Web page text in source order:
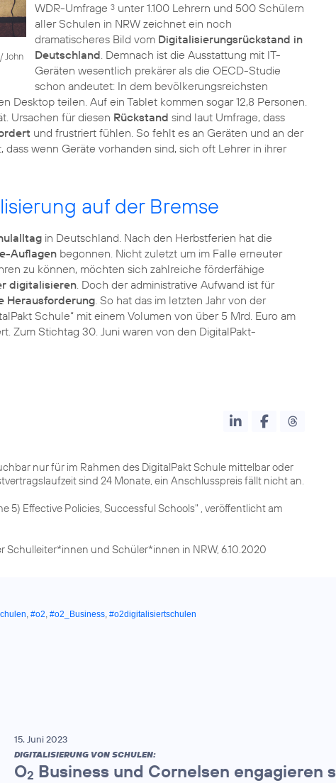
John
WDR-Umfrage 3unter 1.100 Lehrern und 500 Schülern
aller Schulen in NRW zeichnet ein noch
dramatischeres Bild vom Digitalisierungsrückstand in
Deutschland. Demnach ist die Ausstattung mit IT-
Geräten wesentlich prekärer als die OECD-Studie
schon andeutet: In dem bevölkerungsreichsten
Desktop teilen. Auf ein Tablet kommen sogar 12,8 Personen.
Ursachen für diesen Rückstand sind laut Umfrage, dass
und frustriert fühlen. So fehlt es an Geräten und an der
wenn Geräte vorhanden sind, sich oft Lehrer in ihrer
auf der Bremse
in Deutschland. Nach den Herbstferien hat die
Auflagen begonnen. Nicht zuletzt um im Falle erneuter
zu können, möchten sich zahlreiche förderfähige
digitalisieren. Doch der administrative Aufwand ist für
Herausforderung. So hat das im letzten Jahr von der
Schule“ mit einem Volumen von über 5 Mrd. Euro am
Zum Stichtag 30. Juni waren von den DigitalPakt-
nur für im Rahmen des DigitalPakt Schule mittelbar oder
sind 24 Monate, ein Anschlusspreis fällt nicht an.
5) Effective Policies, Successful Schools" , veröffentlicht am
Schulleiter*innen und Schüler*innen in NRW, 6.10.2020
, #o2, #o2_Business, #o2digitalisiertschulen
15. Juni 2023
DIGITALISIERUNG VON SCHULEN:
O2 Business und Cornelsen engagieren